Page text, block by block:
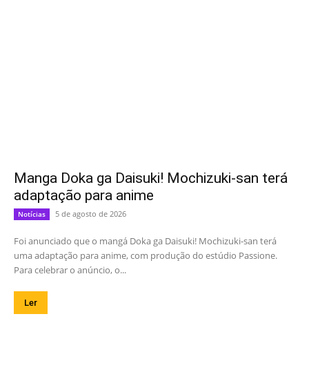
Manga Doka ga Daisuki! Mochizuki-san terá
adaptação para anime
Notícias 5 de agosto de 2026
Foi anunciado que o mangá Doka ga Daisuki! Mochizuki-san terá
uma adaptação para anime, com produção do estúdio Passione.
Para celebrar o anúncio, o...
Ler